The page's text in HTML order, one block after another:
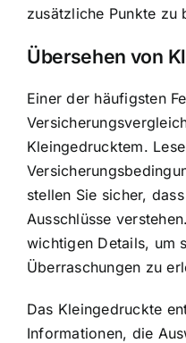
zusätzliche Punkte zu
Übersehen von
Einer der häufigsten
Kleingedrucktem.
stellen Sie sicher,
Ausschlüsse
wichtigen Details, um
Überraschungen zu
Das Kleingedruckte
Informationen, die